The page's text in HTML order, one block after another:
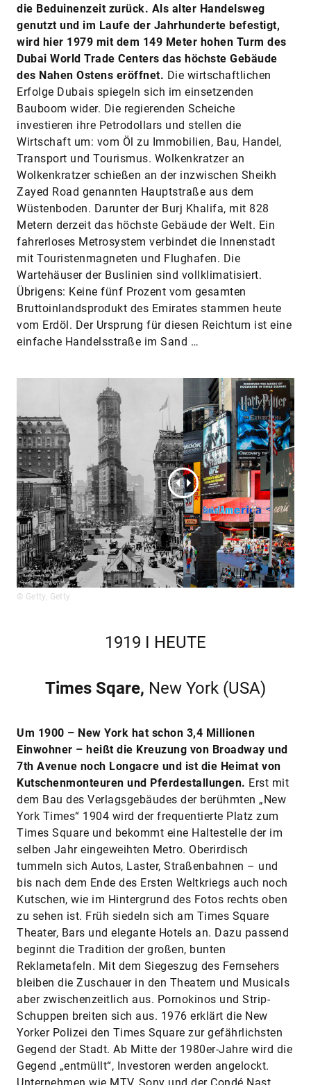
die Beduinenzeit zurück. Als alter Handelsweg
genutzt und im Laufe der Jahrhunderte befestigt,
wird hier 1979 mit dem 149 Meter hohen Turm des
Dubai World Trade Centers das höchste Gebäude
des Nahen Ostens eröffnet. Die wirtschaftlichen
Erfolge Dubais spiegeln sich im einsetzenden
Bauboom wider. Die regierenden Scheiche
investieren ihre Petrodollars und stellen die
Wirtschaft um: vom Öl zu Immobilien, Bau, Handel,
Transport und Tourismus. Wolkenkratzer an
Wolkenkratzer schießen an der inzwischen Sheikh
Zayed Road genannten Hauptstraße aus dem
Wüstenboden. Darunter der Burj Khalifa, mit 828
Metern derzeit das höchste Gebäude der Welt. Ein
fahrerloses Metrosystem verbindet die Innenstadt
mit Touristenmagneten und Flughafen. Die
Wartehäuser der Buslinien sind vollklimatisiert.
Übrigens: Keine fünf Prozent vom gesamten
Bruttoinlandsprodukt des Emirates stammen heute
vom Erdöl. Der Ursprung für diesen Reichtum ist eine
einfache Handelsstraße im Sand …
© Getty, Getty
1919 I HEUTE
Times Sqare, New York (USA)
Um 1900 – New York hat schon 3,4 Millionen
Einwohner – heißt die Kreuzung von Broadway und
7th Avenue noch Longacre und ist die Heimat von
Kutschenmonteuren und Pferdestallungen. Erst mit
dem Bau des Verlagsgebäudes der berühmten „New
York Times“ 1904 wird der frequentierte Platz zum
Times Square und bekommt eine Haltestelle der im
selben Jahr eingeweihten Metro. Oberirdisch
tummeln sich Autos, Laster, Straßenbahnen – und
bis nach dem Ende des Ersten Weltkriegs auch noch
Kutschen, wie im Hintergrund des Fotos rechts oben
zu sehen ist. Früh siedeln sich am Times Square
Theater, Bars und elegante Hotels an. Dazu passend
beginnt die Tradition der großen, bunten
Reklametafeln. Mit dem Siegeszug des Fernsehers
bleiben die Zuschauer in den Theatern und Musicals
aber zwischenzeitlich aus. Pornokinos und Strip-
Schuppen breiten sich aus. 1976 erklärt die New
Yorker Polizei den Times Square zur gefährlichsten
Gegend der Stadt. Ab Mitte der 1980er-Jahre wird die
Gegend „entmüllt“, Investoren werden angelockt.